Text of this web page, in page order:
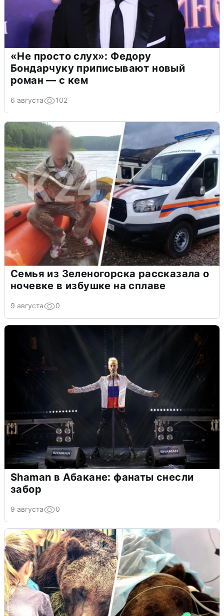
«Не просто слух»: Федору
Бондарчуку приписывают новый
роман — с кем
6 августа 102
Семья из Зеленогорска рассказала о
ночевке в избушке на сплаве
9 августа 0
Shaman в Абакане: фанаты снесли
забор
9 августа 0